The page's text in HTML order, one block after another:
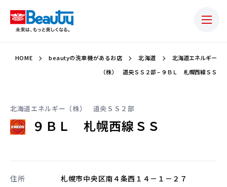
HOME beautyの洗車機があるお店 北海道
北海道エネルギー
（株） 道央ＳＳ２部 – ９ＢＬ 札幌西線ＳＳ
北海道エネルギー（株） 道央ＳＳ２部
９ＢＬ 札幌西線ＳＳ
住所 札幌市中央区南４条西１４－１－２７